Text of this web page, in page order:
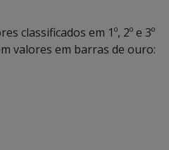
classificados em 1º, 2º e 3º
valores em barras de ouro: